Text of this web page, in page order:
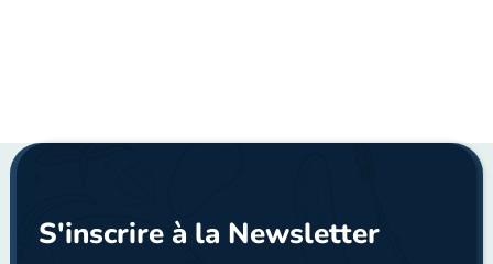
S'inscrire à la Newsletter